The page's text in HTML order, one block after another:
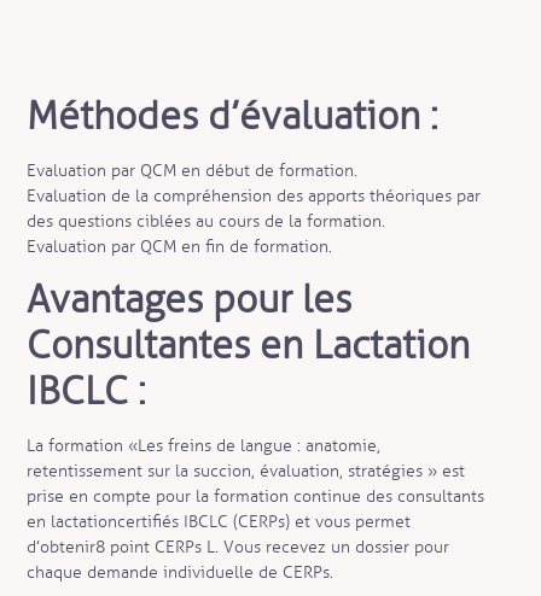
Méthodes d’évaluation :
Evaluation par QCM en début de formation.
Evaluation de la compréhension des apports théoriques par
des questions ciblées au cours de la formation.
Evaluation par QCM en fin de formation.
Avantages pour les
Consultantes en Lactation
IBCLC :
La formation « Les freins de langue : anatomie,
retentissement sur la succion, évaluation, stratégies » est
prise en compte pour la formation continue des consultants
en lactation certifiés IBCLC (CERPs) et vous permet
d’obtenir 8 point CERPs L. Vous recevez un dossier pour
chaque demande individuelle de CERPs.